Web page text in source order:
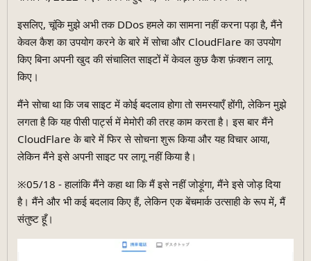
इसलिए, चूंकि मुझे अभी तक DDos हमले का सामना नहीं करना पड़ा है, मैंने
केवल कैश का उपयोग करने के बारे में सोचा और CloudFlare का उपयोग
किए बिना अपनी खुद की संचालित साइटों में केवल कुछ कैश फ़ंक्शन लागू
किए।
मैंने सोचा था कि जब साइट में कोई बदलाव होगा तो समस्याएँ होंगी, लेकिन मुझे
लगता है कि यह पीसी पार्ट्स में मेमोरी की तरह काम करता है। इस बार मैंने
CloudFlare के बारे में फिर से सोचना शुरू किया और यह विचार आया,
लेकिन मैंने इसे अपनी साइट पर लागू नहीं किया है।
※05/18 - हालांकि मैंने कहा था कि मैं इसे नहीं जोड़ूंगा, मैंने इसे जोड़ दिया
है। मैंने और भी कई बदलाव किए हैं, लेकिन एक बेंचमार्क उत्साही के रूप में, मैं
संतुष्ट हूँ।